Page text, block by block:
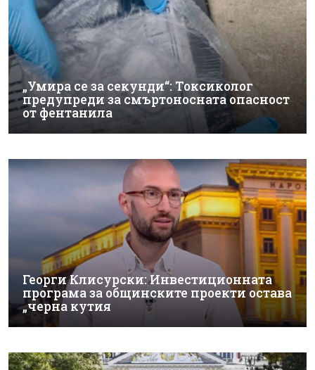
„Умира се за секунди“: Токсиколог
предупреди за смъртоносната опасност
от фентанила
Георги Клисурски: Инвестиционната
програма за общинските проекти остава
„черна кутия